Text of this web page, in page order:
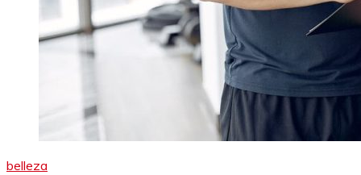
belleza